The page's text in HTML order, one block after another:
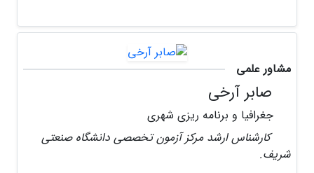
مشاور علمی
صابر آرخی
جغرافیا و برنامه ریزی شهری
کارشناس ارشد مرکز آزمون تخصصی دانشگاه صنعتی
شریف.